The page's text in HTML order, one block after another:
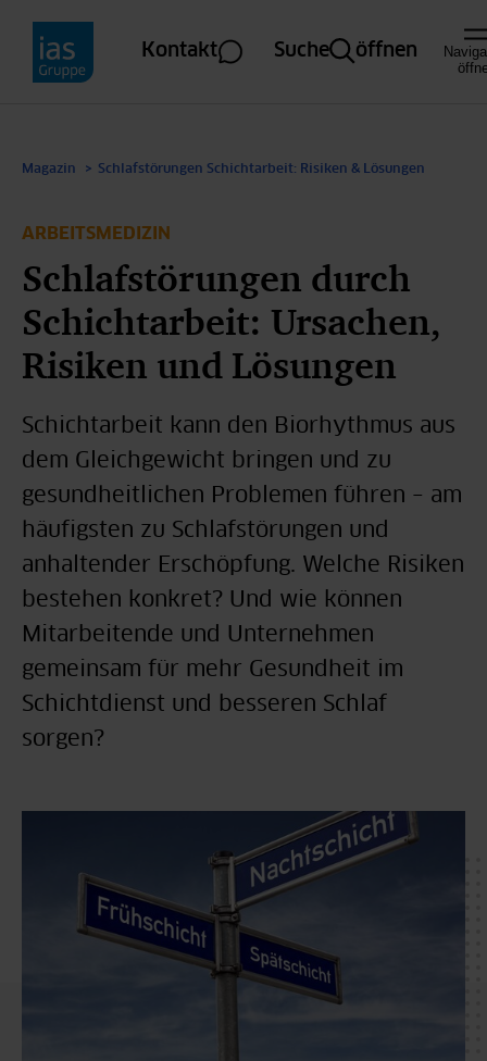
Direkt zum Inhalt
Kontakt Suche öffnen
Magazin Schlafstörungen Schichtarbeit: Risiken & Lösungen
Schlafstörungen durch
Schichtarbeit: Ursachen,
Risiken und Lösungen
Schichtarbeit kann den Biorhythmus aus
dem Gleichgewicht bringen und zu
gesundheitlichen Problemen führen – am
häufigsten zu Schlafstörungen und
anhaltender Erschöpfung. Welche Risiken
bestehen konkret? Und wie können
Mitarbeitende und Unternehmen
gemeinsam für mehr Gesundheit im
Schichtdienst und besseren Schlaf
sorgen?
ARBEITSMEDIZIN